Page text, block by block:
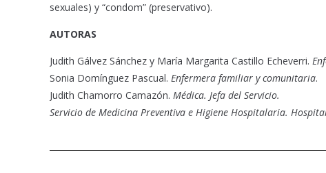
sexuales) y “condom” (preservativo).
AUTORAS
Judith Gálvez Sánchez y María Margarita Castillo Echeverri.
Sonia Domínguez Pascual. Enfermera familiar y comunitaria.
Judith Chamorro Camazón. Médica. Jefa del Servicio.
Servicio de Medicina Preventiva e Higiene Hospitalaria.